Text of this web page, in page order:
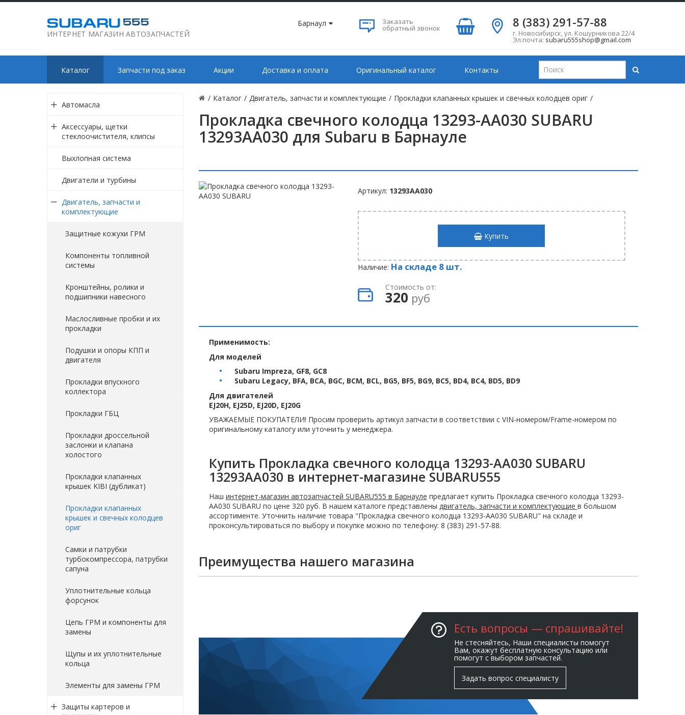
ИНТЕРНЕТ МАГАЗИН АВТОЗАПЧАСТЕЙ
Барнаул Заказать
обратный звонок 8 (383) 291-57-88
г. Новосибирск,ул. Кошурникова 22/4
Эл.почта: subaru555shop@gmail.com
Каталог Запчасти под заказ Акции Доставка и оплата Оригинальный каталог Контакты
/ Каталог / Двигатель, запчасти и комплектующие / Прокладки клапанных крышек и свечных колодцев ориг /
Прокладка свечного колодца 13293-AA030 SUBARU
13293AA030 для Subaru в Барнауле
Автомасла
Аксессуары, щетки
стеклоочистителя, клипсы
Выхлопная система
Двигатели и турбины
Двигатель, запчасти и
комплектующие
Защитные кожухи ГРМ
Компоненты топливной
системы
Кронштейны, ролики и
подшипники навесного
Маслосливные пробки и их
прокладки
Подушки и опоры КПП и
двигателя
Прокладки впускного
коллектора
Прокладки ГБЦ
Прокладки дроссельной
заслонки и клапана
холостого
Прокладки клапанных
крышек KIBI (дубликат)
Прокладки клапанных
крышек и свечных колодцев
ориг
Самки и патрубки
турбокомпрессора, патрубки
сапуна
Уплотнительные кольца
форсунок
Цепь ГРМ и компоненты для
замены
Щупы и их уплотнительные
кольца
Элементы для замены ГРМ
Защиты картеров и
Артикул: 13293AA030
Купить
Наличие: На складе 8 шт.
Стоимость от:
320 руб
Применимость:
Для моделей
Subaru Impreza, GF8, GC8
Subaru Legacy, BFA, BCA, BGC, BCM, BCL, BG5, BF5, BG9, BC5, BD4, BC4, BD5, BD9
Для двигателей
EJ20H, EJ25D, EJ20D, EJ20G
УВАЖАЕМЫЕ ПОКУПАТЕЛИ! Просим проверить артикул запчасти в соответствии с VIN-номером/Frame-номером по
оригинальному каталогу или уточнить у менеджера.
Купить Прокладка свечного колодца 13293-AA030 SUBARU
13293AA030 в интернет-магазине SUBARU555
Наш интернет-магазин автозапчастей SUBARU555 в Барнауле предлагает купить Прокладка свечного колодца 13293-
AA030 SUBARU по цене 320 руб. В нашем каталоге представлены двигатель, запчасти и комплектующие в большом
ассортименте. Уточнить наличие товара "Прокладка свечного колодца 13293-AA030 SUBARU" на складе и
проконсультироваться по выбору и покупке можно по телефону: 8 (383) 291-57-88.
Преимущества нашего магазина
Есть вопросы — спрашивайте!
Не стесняйтесь, Наши специалисты помогут
Вам, окажут бесплатную консультацию или
помогут с выбором запчастей.
Задать вопрос специалисту